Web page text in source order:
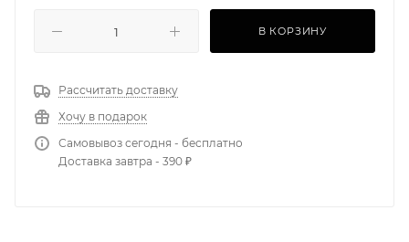
В КОРЗИНУ
Рассчитать доставку
Хочу в подарок
Самовывоз сегодня - бесплатно
Доставка завтра - 390 ₽